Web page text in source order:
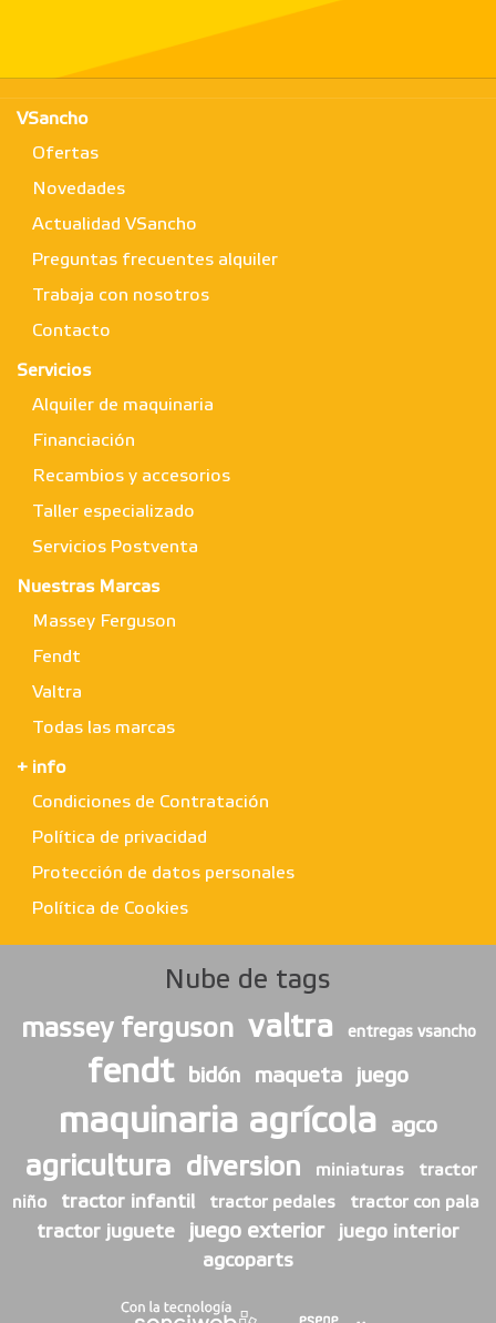
VSancho
Ofertas
Novedades
Actualidad VSancho
Preguntas frecuentes alquiler
Trabaja con nosotros
Contacto
Servicios
Alquiler de maquinaria
Financiación
Recambios y accesorios
Taller especializado
Servicios Postventa
Nuestras Marcas
Massey Ferguson
Fendt
Valtra
Todas las marcas
+ info
Condiciones de Contratación
Política de privacidad
Protección de datos personales
Política de Cookies
Nube de tags
massey ferguson
valtra entregas vsancho
fendt bidón maqueta juego
maquinaria agrícola agco
agricultura diversion miniaturas tractor
niño tractor infantil tractor pedales tractor con pala
tractor juguete juego exterior
juego interior
agcoparts